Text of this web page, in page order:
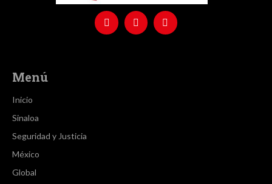
Menú
Inicio
Sinaloa
Seguridad y Justicia
México
Global